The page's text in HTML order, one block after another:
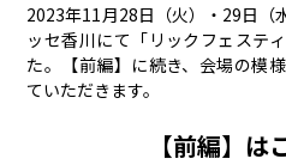
2023年11月28日（火）・29日（
ッセ香川にて「リックフェステ
た。【前編】に続き、会場の模
ていただきます。
【前編】は